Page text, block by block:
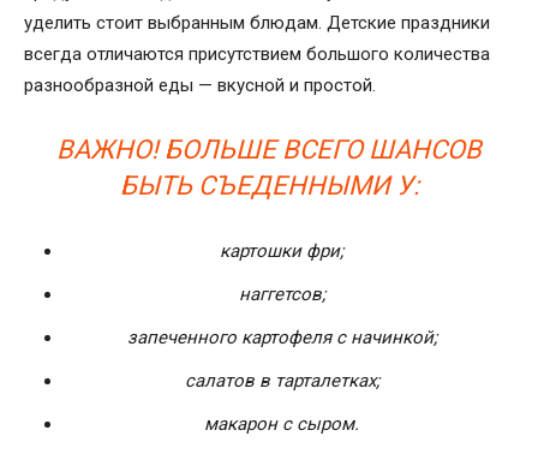
уделить стоит выбранным блюдам. Детские праздники
всегда отличаются присутствием большого количества
разнообразной еды — вкусной и простой.
ВАЖНО! БОЛЬШЕ ВСЕГО ШАНСОВ
БЫТЬ СЪЕДЕННЫМИ У:
картошки фри;
наггетсов;
запеченного картофеля с начинкой;
салатов в тарталетках;
макарон с сыром.